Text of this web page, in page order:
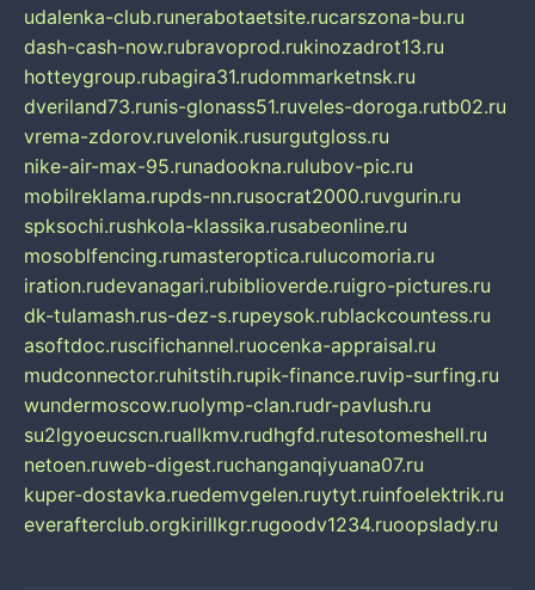
udalenka-club.runerabotaetsite.rucarszona-bu.ru
dash-cash-now.rubravoprod.rukinozadrot13.ru
hotteygroup.rubagira31.rudommarketnsk.ru
dveriland73.runis-glonass51.ruveles-doroga.rutb02.ru
vrema-zdorov.ruvelonik.rusurgutgloss.ru
nike-air-max-95.runadookna.rulubov-pic.ru
mobilreklama.rupds-nn.rusocrat2000.ruvgurin.ru
spksochi.rushkola-klassika.rusabeonline.ru
mosoblfencing.rumasteroptica.rulucomoria.ru
iration.rudevanagari.rubiblioverde.ruigro-pictures.ru
dk-tulamash.rus-dez-s.rupeysok.rublackcountess.ru
asoftdoc.ruscifichannel.ruocenka-appraisal.ru
mudconnector.ruhitstih.rupik-finance.ruvip-surfing.ru
wundermoscow.ruolymp-clan.rudr-pavlush.ru
su2lgyoeucscn.ruallkmv.rudhgfd.rutesotomeshell.ru
netoen.ruweb-digest.ruchanganqiyuana07.ru
kuper-dostavka.ruedemvgelen.ruytyt.ruinfoelektrik.ru
everafterclub.orgkirillkgr.rugoodv1234.ruoopslady.ru